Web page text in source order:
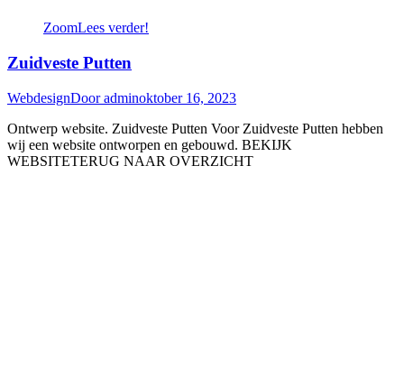
ZoomLees verder!
Zuidveste Putten
WebdesignDooradminoktober 16, 2023
Ontwerp website. Zuidveste Putten Voor Zuidveste Putten hebben
wij een website ontworpen en gebouwd. BEKIJK
WEBSITETERUG NAAR OVERZICHT